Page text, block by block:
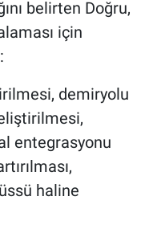
belirten Doğru,
için
demiryolu
entegrasyonu
haline